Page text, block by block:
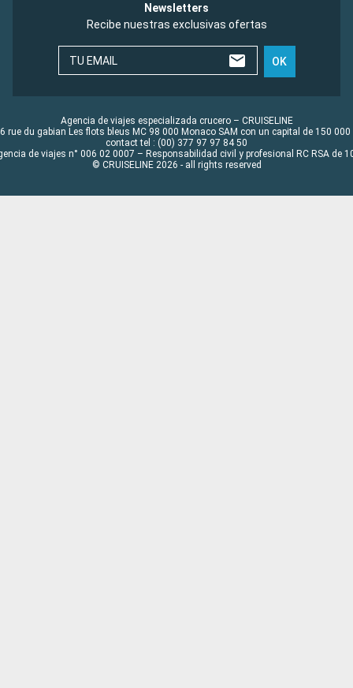
Newsletters
Recibe nuestras exclusivas ofertas
TU EMAIL OK
Agencia de viajes especializada crucero – CRUISELINE
rue du gabian Les flots bleus MC 98 000 Monaco SAM con un capital de 150 000
contact tel : (00) 377 97 97 84 50
de viajes n° 006 02 0007 – Responsabilidad civil y profesional RC RSA de
© CRUISELINE 2026 - all rights reserved